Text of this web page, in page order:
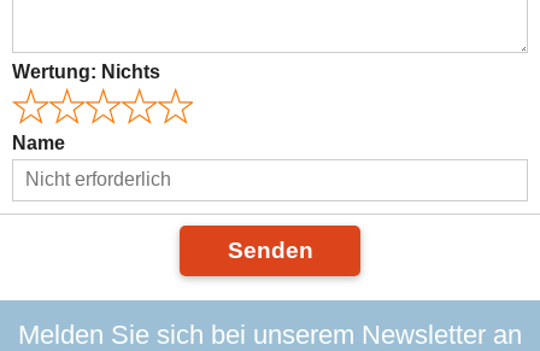
Wertung: Nichts
Name
Senden
Melden Sie sich bei unserem Newsletter an